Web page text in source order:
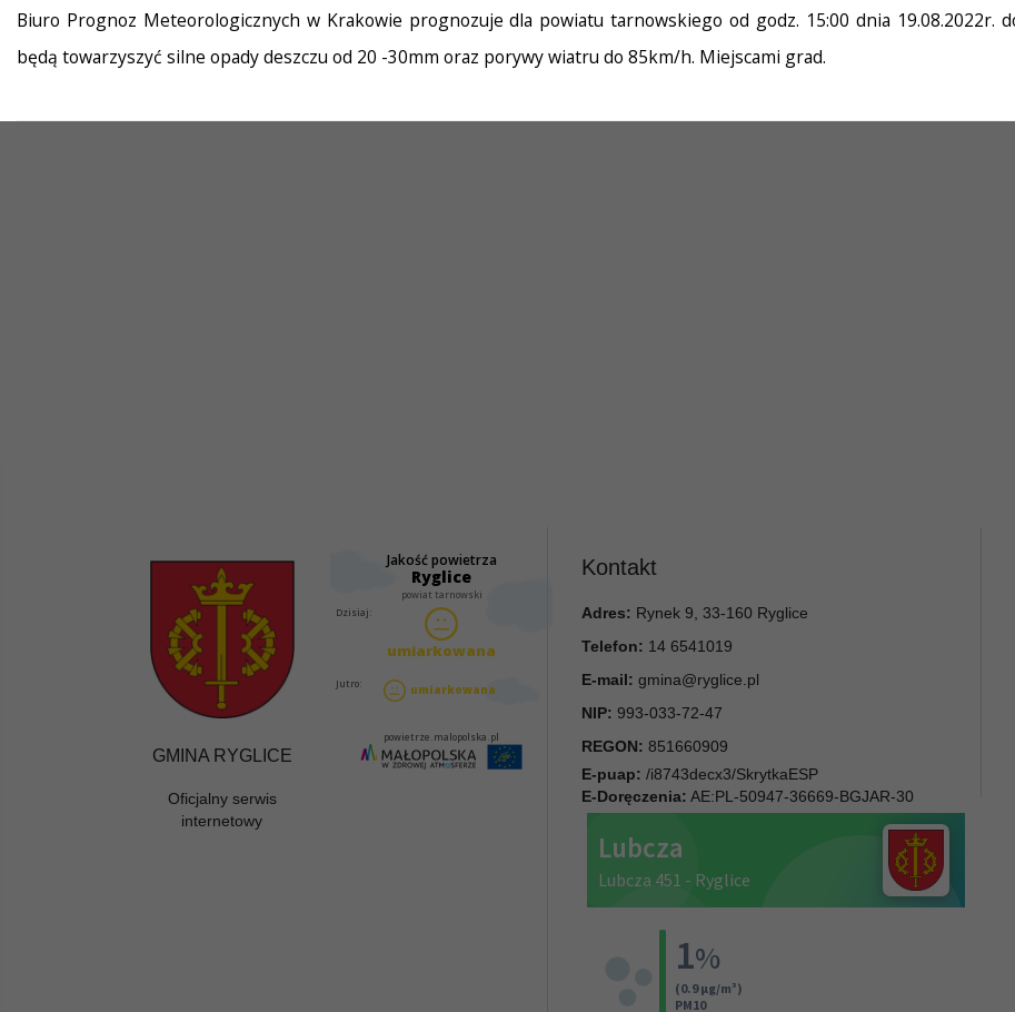
Biuro Prognoz Meteorologicznych w Krakowie prognozuje dla powiatu tarnowskiego od godz. 15:00 dnia 19.08.2022r.
będą towarzyszyć silne opady deszczu od 20 -30mm oraz porywy wiatru do 85km/h. Miejscami grad.
GMINA RYGLICE
Oficjalny serwis
internetowy
Kontakt
Adres: Rynek 9, 33-160 Ryglice
Telefon: 14 6541019
E-mail: gmina@ryglice.pl
NIP: 993-033-72-47
REGON: 851660909
E-puap: /i8743decx3/SkrytkaESP
E-Doręczenia: AE:PL-50947-36669-BGJAR-30